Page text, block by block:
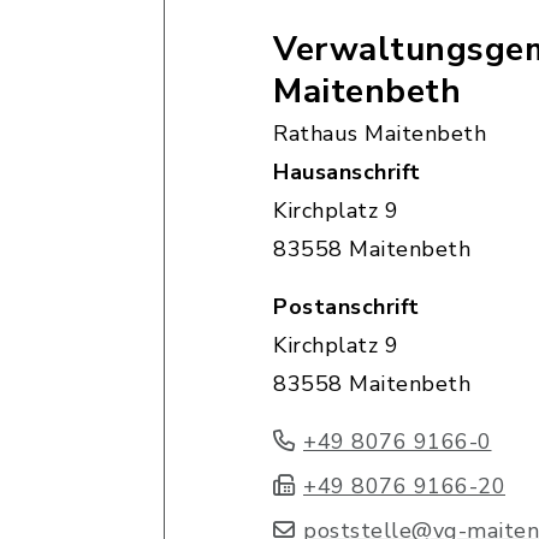
Maitenbeth
Rathaus Maitenbeth
Hausanschrift
Kirchplatz 9
83558 Maitenbeth
Postanschrift
Kirchplatz 9
83558 Maitenbeth
+49 8076 9166-0
+49 8076 9166-20
poststelle@vg-